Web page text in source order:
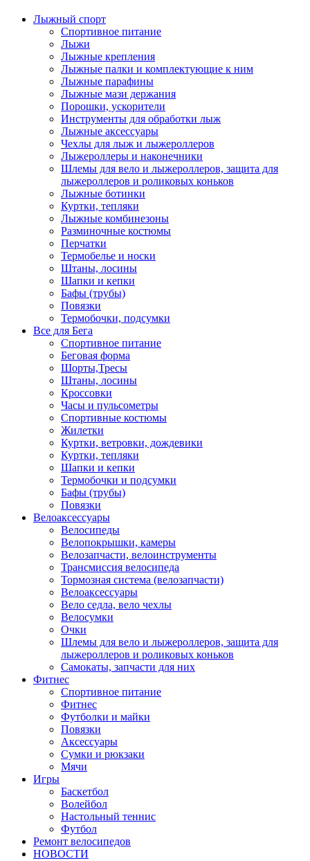
Лыжный спорт
Спортивное питание
Лыжи
Лыжные крепления
Лыжные палки и комплектующие к ним
Лыжные парафины
Лыжные мази держания
Порошки, ускорители
Инструменты для обработки лыж
Лыжные аксессуары
Чехлы для лыж и лыжероллеров
Лыжероллеры и наконечники
Шлемы для вело и лыжероллеров, защита для
лыжероллеров и роликовых коньков
Лыжные ботинки
Куртки, тепляки
Лыжные комбинезоны
Разминочные костюмы
Перчатки
Термобелье и носки
Штаны, лосины
Шапки и кепки
Бафы (трубы)
Повязки
Термобочки, подсумки
Все для Бега
Спортивное питание
Беговая форма
Шорты,Тресы
Штаны, лосины
Кроссовки
Часы и пульсометры
Спортивные костюмы
Жилетки
Куртки, ветровки, дождевики
Куртки, тепляки
Шапки и кепки
Термобочки и подсумки
Бафы (трубы)
Повязки
Велоаксессуары
Велосипеды
Велопокрышки, камеры
Велозапчасти, велоинструменты
Трансмиссия велосипеда
Тормозная система (велозапчасти)
Велоаксессуары
Вело седла, вело чехлы
Велосумки
Очки
Шлемы для вело и лыжероллеров, защита для
лыжероллеров и роликовых коньков
Самокаты, запчасти для них
Фитнес
Спортивное питание
Фитнес
Футболки и майки
Повязки
Аксессуары
Сумки и рюкзаки
Мячи
Игры
Баскетбол
Волейбол
Настольный теннис
Футбол
Ремонт велосипедов
НОВОСТИ